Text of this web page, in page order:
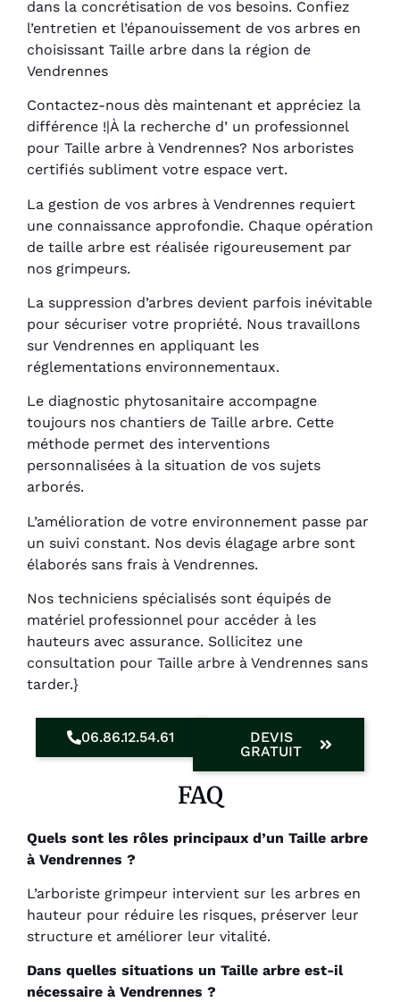
dans la concrétisation de vos besoins. Confiez
l’entretien et l’épanouissement de vos arbres en
choisissant Taille arbre dans la région de
Vendrennes
Contactez-nous dès maintenant et appréciez la
différence !|À la recherche d’ un professionnel
pour Taille arbre à Vendrennes? Nos arboristes
certifiés subliment votre espace vert.
La gestion de vos arbres à Vendrennes requiert
une connaissance approfondie. Chaque opération
de taille arbre est réalisée rigoureusement par
nos grimpeurs.
La suppression d’arbres devient parfois inévitable
pour sécuriser votre propriété. Nous travaillons
sur Vendrennes en appliquant les
réglementations environnementaux.
Le diagnostic phytosanitaire accompagne
toujours nos chantiers de Taille arbre. Cette
méthode permet des interventions
personnalisées à la situation de vos sujets
arborés.
L’amélioration de votre environnement passe par
un suivi constant. Nos devis élagage arbre sont
élaborés sans frais à Vendrennes.
Nos techniciens spécialisés sont équipés de
matériel professionnel pour accéder à les
hauteurs avec assurance. Sollicitez une
consultation pour Taille arbre à Vendrennes sans
tarder.}
06.86.12.54.61
DEVIS
GRATUIT
FAQ
Quels sont les rôles principaux d’un Taille arbre
à Vendrennes ?
L’arboriste grimpeur intervient sur les arbres en
hauteur pour réduire les risques, préserver leur
structure et améliorer leur vitalité.
Dans quelles situations un Taille arbre est-il
nécessaire à Vendrennes ?